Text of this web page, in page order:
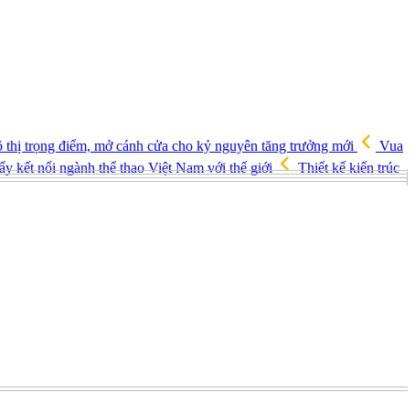
thị trọng điểm, mở cánh cửa cho kỷ nguyên tăng trưởng mới
Vua
kết nối ngành thể thao Việt Nam với thế giới
Thiết kế kiến trúc